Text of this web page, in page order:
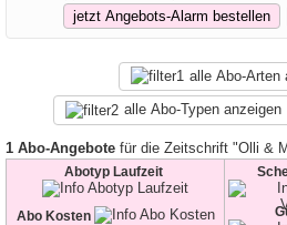
langfristig beim Lesenlernen zu
schenken, auf das sie sich Monat für
attraktiv ist außerdem, dass beim
enthalten ist, wodurch ein OLLI UND
erhält und der Abschluss noch
zum Abo unterstützt den
Gesamtpaket für Familien
Familienalltags und sorgt dafür,
Geschichten, spannende Themen
erleben, die sie nachhaltig
jetzt Angebots-Alarm bestellen
alle Abo-Arten
alle Abo-Typen anzeigen
1 Abo-Angebote für die Zeitschrift "Olli &
Abotyp Laufzeit
Abo Kosten